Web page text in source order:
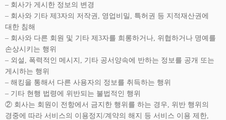
– 회사가 게시한 정보의 변경
– 회사와 기타 제3자의 저작권, 영업비밀, 특허권 등 지적재산권에
대한 침해
– 회사와 다른 회원 및 기타 제3자를 희롱하거나, 위협하거나 명예를
손상시키는 행위
– 외설, 폭력적인 메시지, 기타 공서양속에 반하는 정보를 공개 또는
게시하는 행위
– 해킹을 통해서 다른 사용자의 정보를 취득하는 행위
– 기타 현행 법령에 위반되는 불법적인 행위
② 회사는 회원이 전항에서 금지한 행위를 하는 경우, 위반 행위의
경중에 따라 서비스의 이용정지/계약의 해지 등 서비스 이용 제한,